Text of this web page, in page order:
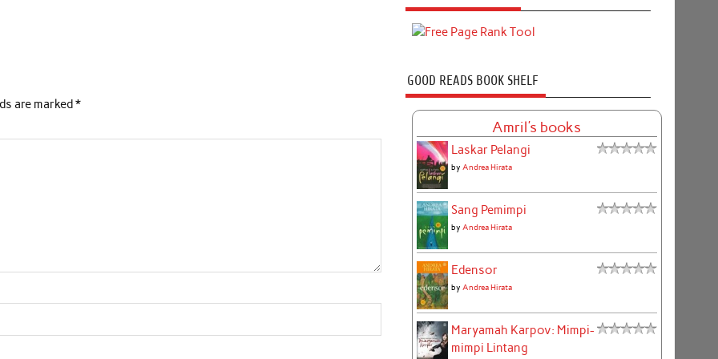
are marked*
GOOD READS BOOK SHELF
Amril's books
Laskar Pelangi
by Andrea Hirata
Sang Pemimpi
by Andrea Hirata
Edensor
by Andrea Hirata
Maryamah Karpov: Mimpi-
mimpi Lintang